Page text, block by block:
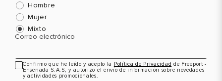
Hombre
Mujer
Mixto
Correo electrónico
Confirmo que he leído y acepto la Política de Privacidad de Freeport -
Ensenada S.A.S, y autorizo el envío de información sobre novedades
y actividades promocionales.